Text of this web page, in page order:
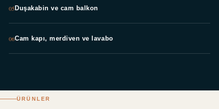
05Duşakabin ve cam balkon
06Cam kapı, merdiven ve lavabo
ÜRÜNLER